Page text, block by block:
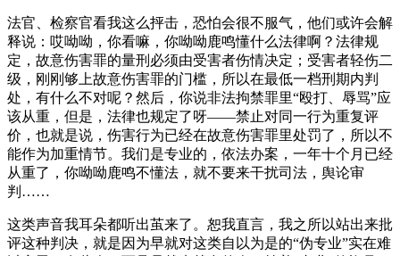
法官、检察官看我这么抨击，恐怕会很不服气，他们或许会解
释说：哎呦呦，你看嘛，你呦呦鹿鸣懂什么法律啊？法律规
定，故意伤害罪的量刑必须由受害者伤情决定；受害者轻伤二
级，刚刚够上故意伤害罪的门槛，所以在最低一档刑期内判
处，有什么不对呢？然后，你说非法拘禁罪里“殴打、辱骂”应
该从重，但是，法律也规定了呀——禁止对同一行为重复评
价，也就是说，伤害行为已经在故意伤害罪里处罚了，所以不
能作为加重情节。我们是专业的，依法办案，一年十个月已经
从重了，你呦呦鹿鸣不懂法，就不要来干扰司法，舆论审
判……
这类声音我耳朵都听出茧来了。恕我直言，我之所以站出来批
评这种判决，就是因为早就对这类自以为是的“伪专业”实在难